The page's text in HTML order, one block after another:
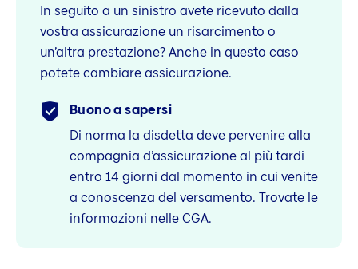
In seguito a un sinistro avete ricevuto dalla
vostra assicurazione un risarcimento o
un’altra prestazione? Anche in questo caso
potete cambiare assicurazione.
Buono a sapersi
Di norma la disdetta deve pervenire alla
compagnia d’assicurazione al più tardi
entro 14 giorni dal momento in cui venite
a conoscenza del versamento. Trovate le
informazioni nelle CGA.